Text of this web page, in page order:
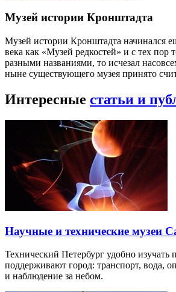
Музей истории Кронштадта
Музей истории Кронштадта начинался
века как «Музей редкостей» и с тех пор
разными названиями, то исчезал
ныне существующего музея принято
Интересные статьи и
Научные и технические музеи
Технический Петербург удобно изучать
поддерживают город: транспорт, вода,
и наблюдение за небом.